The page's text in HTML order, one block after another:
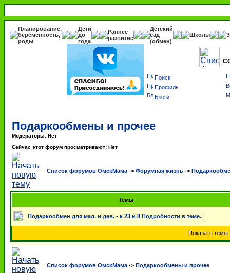
Планирование,
беременность,
роды
Дети
до
года
Раннее
развитие
Детский
сад
(обмен)
Школы
Поиск
Профиль
Блоги
Подаркообмены и прочее
Модераторы: Нет
Сейчас этот форум просматривают: Нет
Список форумов ОмскМама -> Форумная жизнь ->
Темы
Подаркообмен для мал. и дев. - к 23 и 8 Подробности в теме..
Показать
Список форумов ОмскМама -> Подаркообмены и прочее